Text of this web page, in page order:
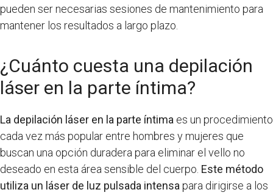
pueden ser necesarias sesiones de mantenimiento para
mantener los resultados a largo plazo.
¿Cuánto cuesta una depilación
láser en la parte íntima?
La depilación láser en la parte íntima es un procedimiento
cada vez más popular entre hombres y mujeres que
buscan una opción duradera para eliminar el vello no
deseado en esta área sensible del cuerpo. Este método
utiliza un láser de luz pulsada intensapara dirigirse a los